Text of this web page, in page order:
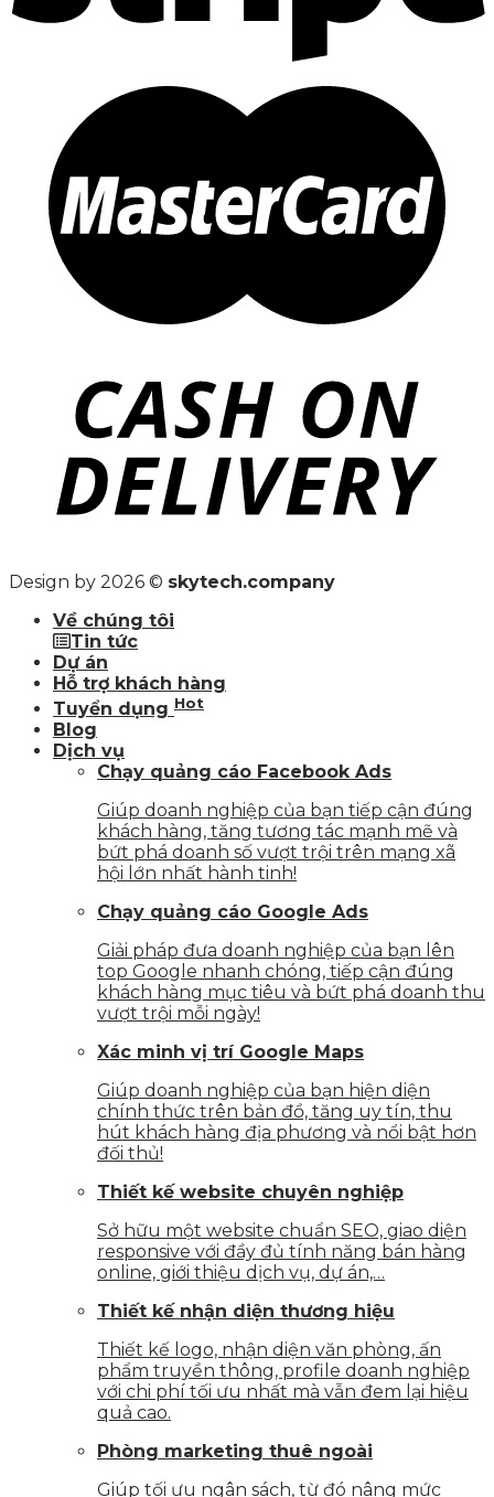
Design by 2026 © skytech.company
Về chúng tôi
Tin tức
Dự án
Hỗ trợ khách hàng
Tuyển dụng Hot
Blog
Dịch vụ
Chạy quảng cáo Facebook Ads
Giúp doanh nghiệp của bạn tiếp cận đúng
khách hàng, tăng tương tác mạnh mẽ và
bứt phá doanh số vượt trội trên mạng xã
hội lớn nhất hành tinh!
Chạy quảng cáo Google Ads
Giải pháp đưa doanh nghiệp của bạn lên
top Google nhanh chóng, tiếp cận đúng
khách hàng mục tiêu và bứt phá doanh thu
vượt trội mỗi ngày!
Xác minh vị trí Google Maps
Giúp doanh nghiệp của bạn hiện diện
chính thức trên bản đồ, tăng uy tín, thu
hút khách hàng địa phương và nổi bật hơn
đối thủ!
Thiết kế website chuyên nghiệp
Sở hữu một website chuẩn SEO, giao diện
responsive với đầy đủ tính năng bán hàng
online, giới thiệu dịch vụ, dự án,…
Thiết kế nhận diện thương hiệu
Thiết kế logo, nhận diện văn phòng, ấn
phẩm truyền thông, profile doanh nghiệp
với chi phí tối ưu nhất mà vẫn đem lại hiệu
quả cao.
Phòng marketing thuê ngoài
Giúp tối ưu ngân sách, từ đó nâng mức